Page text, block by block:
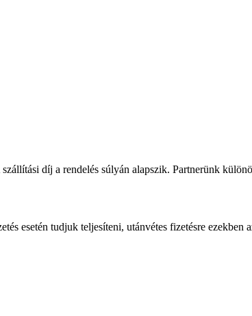
díj a rendelés súlyán alapszik. Partnerünk
esetén tudjuk teljesíteni, utánvétes fizetésre ezekben